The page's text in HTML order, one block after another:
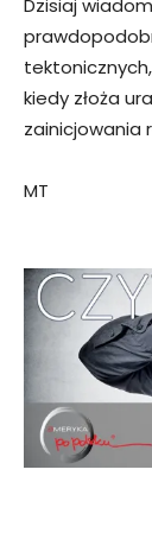
Dzisiaj
kiedy złoża
zainicjowania
MT